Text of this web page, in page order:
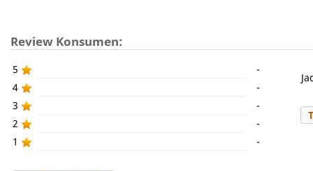
Review Konsumen:
5
-
4
-
3
-
2
-
1
-